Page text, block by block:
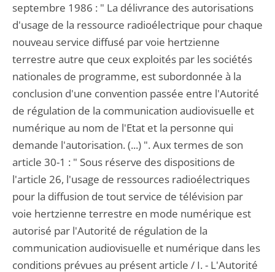
septembre 1986 : " La délivrance des autorisations
d'usage de la ressource radioélectrique pour chaque
nouveau service diffusé par voie hertzienne
terrestre autre que ceux exploités par les sociétés
nationales de programme, est subordonnée à la
conclusion d'une convention passée entre l'Autorité
de régulation de la communication audiovisuelle et
numérique au nom de l'Etat et la personne qui
demande l'autorisation. (...) ". Aux termes de son
article 30-1 : " Sous réserve des dispositions de
l'article 26, l'usage de ressources radioélectriques
pour la diffusion de tout service de télévision par
voie hertzienne terrestre en mode numérique est
autorisé par l'Autorité de régulation de la
communication audiovisuelle et numérique dans les
conditions prévues au présent article / I. - L'Autorité